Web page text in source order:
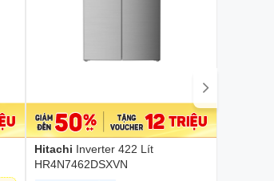
Hitachi Inverter 422 Lít
HR4N7462DSXVN